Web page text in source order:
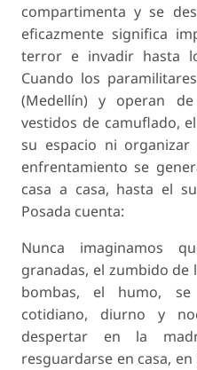
compartimenta y se
eficazmente significa
terror e invadir hasta
Cuando los
(Medellín) y operan
vestidos de camuflado, el
su espacio ni
enfrentamiento se
casa a casa, hasta el
Posada cuenta:
Nunca imaginamos
granadas, el zumbido de
bombas, el humo,
cotidiano, diurno y
despertar en la
resguardarse en casa,